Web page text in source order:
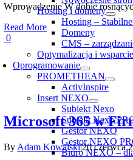
Hosting i domeny
Hosting –
Domeny
CMS –
Optymalizacja i
Oprogramowanie
PROMETHEAN
ActivInspire
Insert NEXO
Subiekt Nexo
Subiekt Nexo
Gestor NEXO
Gestor NEXO
Biuro NEXO –
Wprowadzenie W dobie
Read More
0
Microsoft 365 w
By Adam Kowalski|20 czerwca